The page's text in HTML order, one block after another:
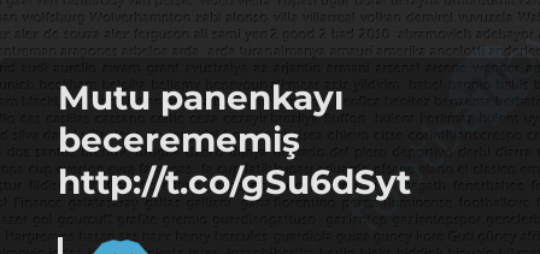
footbaLLove
Mutu panenkayı
becerememiş
http://t.co/gSu6dSyt